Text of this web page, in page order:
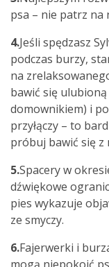
psa – nie patrz na
4.Jeśli spędzasz
podczas burzy,
na
bawić się
domownikiem) i
przyłączy – to
próbuj bawić się z
5.Spacery w
dźwiękowe
pies wykazuje
ze smyczy.
6.Fajerwerki i